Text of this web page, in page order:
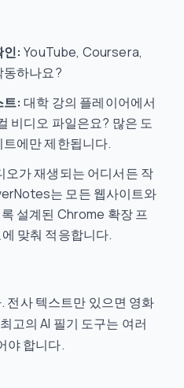
인: YouTube, Coursera,
동하나요?
트: 대학 강의 플레이어에서
비디오 파일은요? 많은 도
에만 제한됩니다.
오가 재생되는 어디서든 작
는 모든 웹사이트와
설계된 Chrome 확장 프
맞춰 적응합니다.
전사 텍스트만 있으면 영화
고의 AI 필기 도구는 여러
야 합니다.